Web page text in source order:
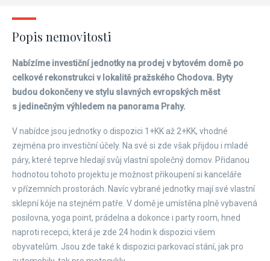
Popis nemovitosti
Nabízíme investiční jednotky na prodej v bytovém domě po
celkové rekonstrukci v lokalitě pražského Chodova. Byty
budou dokončeny ve stylu slavných evropských měst
s jedinečným výhledem na panorama Prahy.
V nabídce jsou jednotky o dispozici 1+KK až 2+KK, vhodné
zejména pro investiční účely. Na své si zde však přijdou i mladé
páry, které teprve hledají svůj vlastní společný domov. Přidanou
hodnotou tohoto projektu je možnost přikoupení si kanceláře
v přízemních prostorách. Navíc vybrané jednotky mají své vlastní
sklepní kóje na stejném patře. V domě je umístěna plně vybavená
posilovna, yoga point, prádelna a dokonce i party room, hned
naproti recepci, která je zde 24 hodin k dispozici všem
obyvatelům. Jsou zde také k dispozici parkovací stání, jak pro